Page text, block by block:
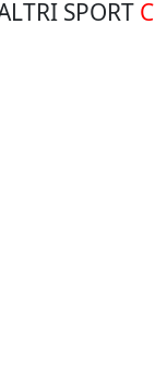
SPORT